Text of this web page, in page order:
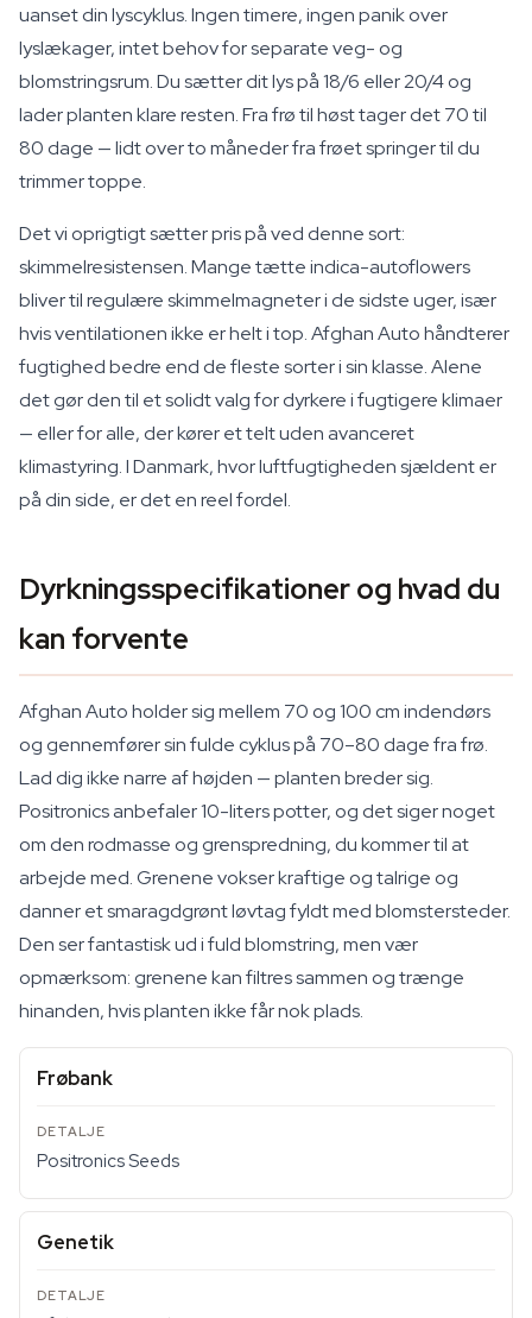
uanset din lyscyklus. Ingen timere, ingen panik over
lyslækager, intet behov for separate veg- og
blomstringsrum. Du sætter dit lys på 18/6 eller 20/4 og
lader planten klare resten. Fra frø til høst tager det 70 til
80 dage — lidt over to måneder fra frøet springer til du
trimmer toppe.
Det vi oprigtigt sætter pris på ved denne sort:
skimmelresistensen. Mange tætte indica-autoflowers
bliver til regulære skimmelmagneter i de sidste uger, især
hvis ventilationen ikke er helt i top. Afghan Auto håndterer
fugtighed bedre end de fleste sorter i sin klasse. Alene
det gør den til et solidt valg for dyrkere i fugtigere klimaer
— eller for alle, der kører et telt uden avanceret
klimastyring. I Danmark, hvor luftfugtigheden sjældent er
på din side, er det en reel fordel.
Dyrkningsspecifikationer og hvad du
kan forvente
Afghan Auto holder sig mellem 70 og 100 cm indendørs
og gennemfører sin fulde cyklus på 70–80 dage fra frø.
Lad dig ikke narre af højden — planten breder sig.
Positronics anbefaler 10-liters potter, og det siger noget
om den rodmasse og grenspredning, du kommer til at
arbejde med. Grenene vokser kraftige og talrige og
danner et smaragdgrønt løvtag fyldt med blomstersteder.
Den ser fantastisk ud i fuld blomstring, men vær
opmærksom: grenene kan filtres sammen og trænge
hinanden, hvis planten ikke får nok plads.
Frøbank
Positronics Seeds
Genetik